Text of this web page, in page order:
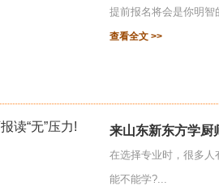
提前报名将会是你明
查看全文 >>
来山东新东方学厨
在选择专业时，很多
能不能学?...